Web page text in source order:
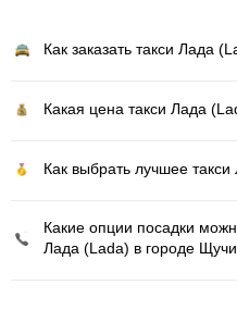
Как заказать такси Лада
Какая цена такси Лада
Как выбрать лучшее
Какие опции посадки
Лада (Lada) в городе